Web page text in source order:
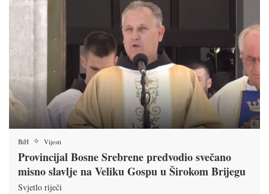
BiH Vijesti
Provincijal Bosne Srebrene predvodio svečano
misno slavlje na Veliku Gospu u Širokom Brijegu
Svjetlo riječi